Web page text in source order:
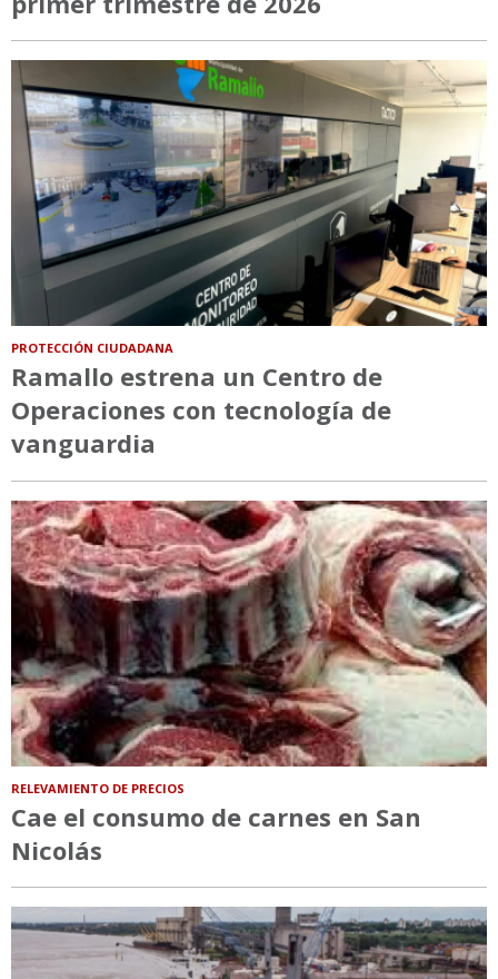
PROTECCIÓN CIUDADANA
Ramallo estrena un Centro de
Operaciones con tecnología de
vanguardia
RELEVAMIENTO DE PRECIOS
Cae el consumo de carnes en San
Nicolás